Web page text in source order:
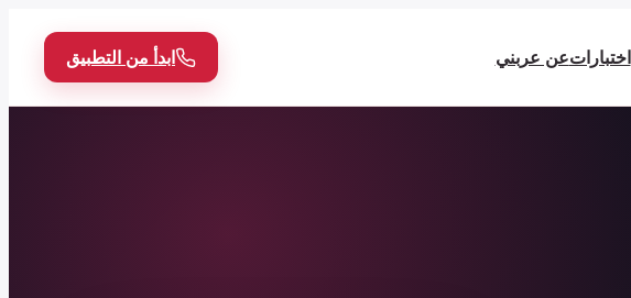
اختباراتعن عربني ابدأ من التطبيق